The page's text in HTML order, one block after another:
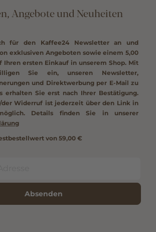
Angebote und Neuheiten
für den Kaffee24 Newsletter an und
exklusiven Angeboten sowie einem 5,00
Ihren ersten Einkauf in unserem Shop. Mit
Sie ein, unseren Newsletter,
und Direktwerbung per E-Mail zu
erhalten Sie erst nach Ihrer Bestätigung.
der Widerruf ist jederzeit über den Link in
Details finden Sie in unserer
von 59,00 €
Absenden